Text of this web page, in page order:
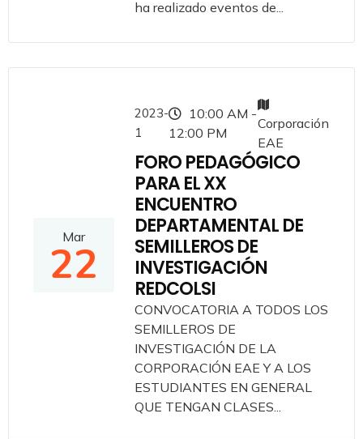
ha realizado eventos de...
Mar
22
2023-
1
10:00 AM -
12:00 PM
Corporación
EAE
FORO PEDAGÓGICO
PARA EL XX
ENCUENTRO
DEPARTAMENTAL DE
SEMILLEROS DE
INVESTIGACIÓN
REDCOLSI
CONVOCATORIA A TODOS LOS
SEMILLEROS DE
INVESTIGACIÓN DE LA
CORPORACIÓN EAE Y A LOS
ESTUDIANTES EN GENERAL
QUE TENGAN CLASES...